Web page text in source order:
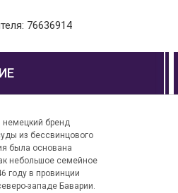
76636914
немецкий бренд
из бессвинцового
была основана
небольшое семейное
году в провинции
западе Баварии.